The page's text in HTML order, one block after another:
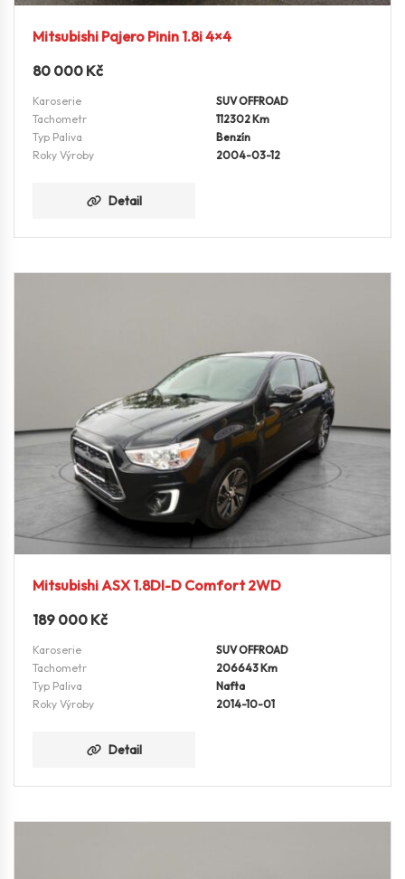
Mitsubishi Pajero Pinin 1.8i 4×4
80 000 Kč
Karoserie
SUV OFFROAD
Tachometr
112302 Km
Typ Paliva
Benzín
Roky Výroby
2004-03-12
Detail
Mitsubishi ASX 1.8DI-D Comfort 2WD
189 000 Kč
Karoserie
SUV OFFROAD
Tachometr
206643 Km
Typ Paliva
Nafta
Roky Výroby
2014-10-01
Detail